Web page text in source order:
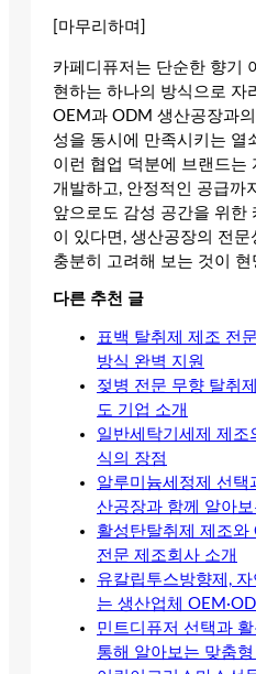
[마무리하며]
카페디퓨저는 단순한 향기
현하는 하나의 방식으로 자
OEM과 ODM 생산공장과
성을 동시에 만족시키는 열
이런 협업 덕분에 브랜드는
개발하고, 안정적인 공급까
앞으로도 감성 공간을 위한
이 있다면, 생산공장의 전
충분히 고려해 보는 것이
다른 추천 글
표백 탈취제 제조 전
방식 완벽 지원
젖병 전문 무향 탈취
도 기업 소개
일반세탁기세제 제
식의 장점
알루미늄세정제 선택
산공장과 함께 알아
활성탄탈취제 제조와
전문 제조회사 소개
유칼립투스방향제,
는 생산업체
민트디퓨저 선택과
통해 알아보는 맞춤형